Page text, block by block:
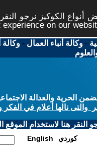
الكوكيز نرجو
on our
-وكالة أنباء العمال -وكالة
والعدالة
نالها أعلام في الفكر
هنا لاستخدام الموقع
English كوردي